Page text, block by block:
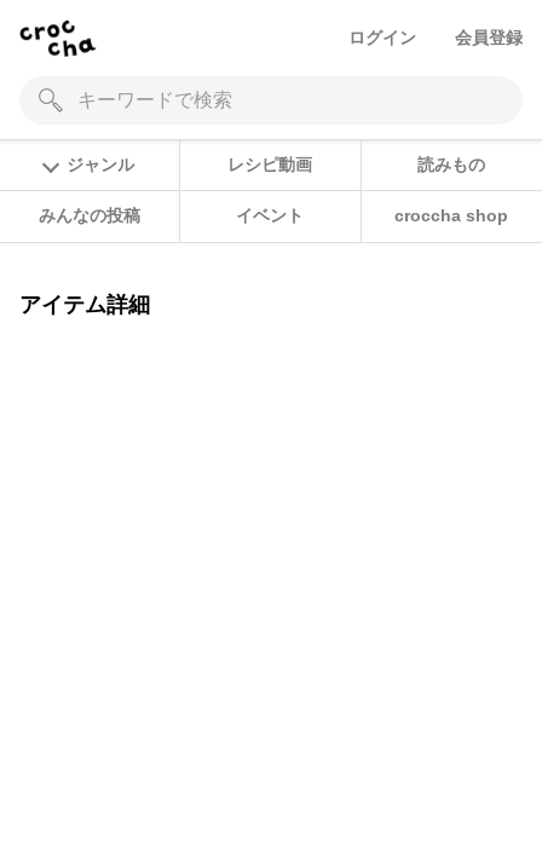
ログイン 会員登録
ジャンル レシピ動画 読みもの
みんなの投稿 イベント croccha shop
アイテム詳細